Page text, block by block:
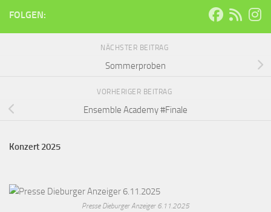
FOLGEN:
NÄCHSTER BEITRAG
Sommerproben
VORHERIGER BEITRAG
Ensemble Academy #Finale
Konzert 2025
Presse Dieburger Anzeiger 6.11.2025